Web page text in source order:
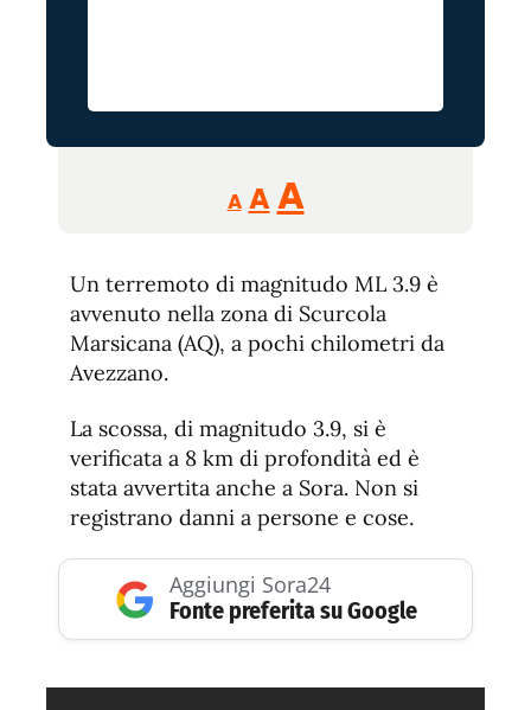
A
Reducir
tamaño
A Restablecer
de
fuente
AAumentar
de
fuente.
Un terremoto di magnitudo ML 3.9 è
avvenuto nella zona di Scurcola
Marsicana (AQ), a pochi chilometri da
Avezzano.
La scossa, di magnitudo 3.9, si è
verificata a 8 km di profondità ed è
stata avvertita anche a Sora. Non si
registrano danni a persone e cose.
Aggiungi Sora24
Fonte preferita su Google